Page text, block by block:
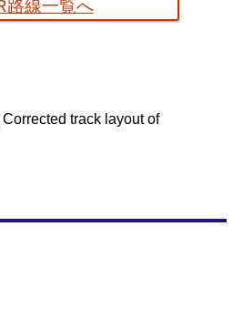
路線一覧へ
Corrected track layout of